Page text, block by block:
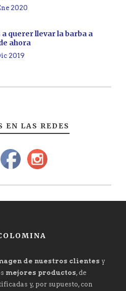
2020
a querer llevar la barba a
ahora
2019
EN LAS REDES
de nuestros clientes y
mejores productos, de
y, por supuesto, con